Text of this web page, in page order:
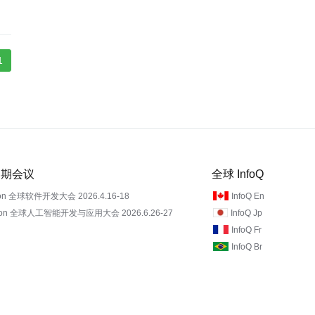
会议
全球软件开发大会 2026.4.16-18
全球人工智能开发与应用大会 2026.6.26-27
全球 InfoQ
InfoQ En
InfoQ Jp
InfoQ Fr
InfoQ Br